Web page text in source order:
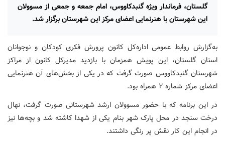
گلستان، فرماندار ویژه گنبدکاووس، امام جمعه و جمعی از مسوولان
این شهرستان با هنرنمایی اعضای مرکز این شهرستان برگزار شد.
به‌گزارش روابط عمومی اداره‌کل کانون پرورش فکری کودکان و نوجوانان
استان گلستان، این پویش همزمان با بازدید مدیرکل کانون از مراکز
شهرستان گنبدکاووس صورت گرفت که در یکی از بخش‌های آن هنرنمایی
اعضای مرکز شماره ۲ همراه بود.
در این برنامه که با حضور مسوولان ارشد شهرستانی صورت گرفت، نهال
درخت سنجد در محل پارک شهر بنام یکی از شهدا کاشته شد و بچه‌ها نیز
در انجام این کار نقش پر رنگی داشتند.